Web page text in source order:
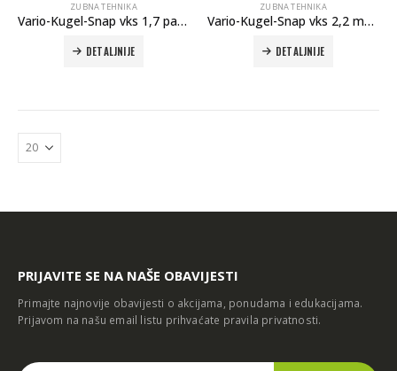
ZUBNA TEHNIKA
Vario-Kugel-Snap vks 1,7 patrice 50kom
DETALJNIJE
ZUBNA TEHNIKA
Vario-Kugel-Snap vks 2,2 matice 8kom
DETALJNIJE
PRIJAVITE SE NA NAŠE OBAVIJESTI
Primajte najnovije obavijesti o akcijama, ponudama i edukacijama.
Prijavom na našu email listu prihvaćate pravila privatnosti.